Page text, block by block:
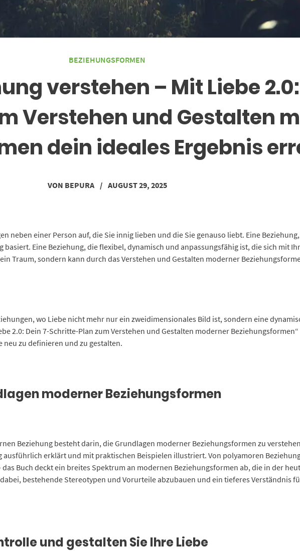
BEZIEHUNGSFORMEN
verstehen – Mit Liebe
Verstehen und Gestalten
dein ideales Ergebnis
VON BEPURA / AUGUST 29, 2025
neben einer Person auf, die Sie innig lieben und die Sie genauso liebt. Eine
basiert. Eine Beziehung, die flexibel, dynamisch und anpassungsfähig ist, die sich mit
Traum, sondern kann durch das Verstehen und Gestalten moderner
wo Liebe nicht mehr nur ein zweidimensionales Bild ist, sondern eine
2.0: Dein 7-Schritte-Plan zum Verstehen und Gestalten moderner
zu definieren und zu gestalten.
moderner Beziehungsformen
Beziehung besteht darin, die Grundlagen moderner Beziehungsformen zu
ausführlich erklärt und mit praktischen Beispielen illustriert. Von polyamoren
Buch deckt ein breites Spektrum an modernen Beziehungsformen ab, die in der
bestehende Stereotypen und Vorurteile abzubauen und ein tieferes Verständnis
und gestalten Sie Ihre Liebe